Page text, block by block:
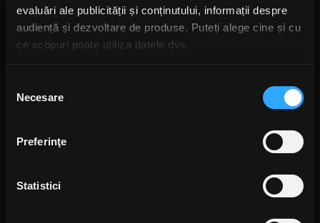
evaluări ale publicității și conținutului, informații despre
audiență și dezvoltare de produse. Puteți alege cine și cu
ce scopuri poate utiliza datele dvs.
Să colectăm informațiile cu privire la locația dvs.
Să vă identificăm dispozitivul scanândul-l în mod
activ după caracteristici specifice (amprentare)
dvs. personale și configurați-vă preferințele la
secțiunea
consimțământului
Necesare
Preferinţe
Statistici
Rock News
MAI MULT
Green Day a lansat un canal
YouTube cu transmisie non-stop
Yngwie Malmsteen anunță
albumul Hell or High Water și